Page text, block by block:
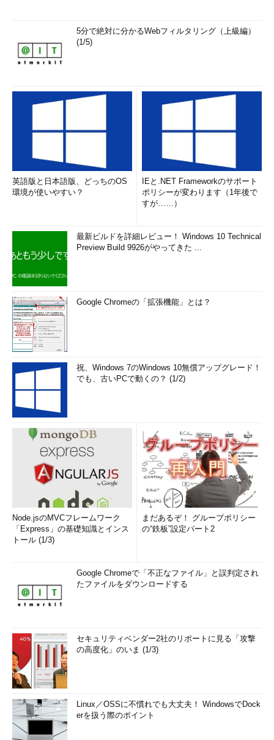
5分で絶対に分かるWebフィルタリング（上級編）
(1/5)
英語版と日本語版、どっちのOS
環境が使いやすい？
IEと.NET Frameworkのサポート
ポリシーが変わります（1年後で
すが……）
最新ビルドを詳細レビュー！ Windows 10 Technical
Preview Build 9926がやってきた ...
Google Chromeの「拡張機能」とは？
祝、Windows 7のWindows 10無償アップグレード！
でも、古いPCで動くの？ (1/2)
Node.jsのMVCフレームワーク
「Express」の基礎知識とインス
トール (1/3)
まだあるぞ！ グループポリシー
の“鉄板”設定パート2
Google Chromeで「不正なファイル」と誤判定され
たファイルをダウンロードする
セキュリティベンダー2社のリポートに見る「攻撃
の高度化」のいま (1/3)
Linux／OSSに不慣れでも大丈夫！ WindowsでDock
erを扱う際のポイント